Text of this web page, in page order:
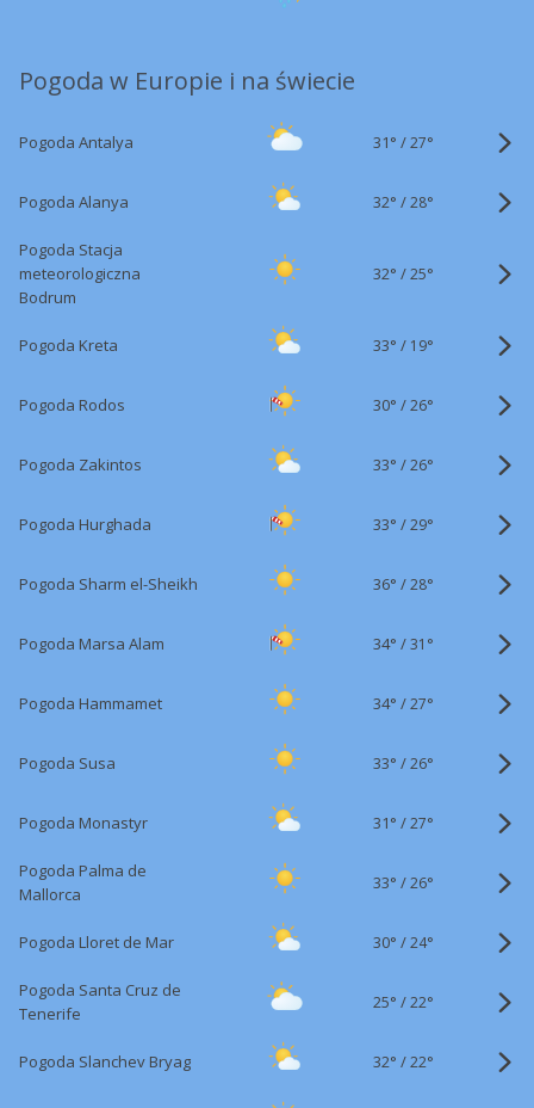
Pogoda w Europie i na świecie
Pogoda Antalya 31° /27°
Pogoda Alanya 32° /28°
Pogoda Stacja
meteorologiczna
Bodrum
32° /25°
Pogoda Kreta 33° / 19°
Pogoda Rodos 30° /26°
Pogoda Zakintos 33° /26°
Pogoda Hurghada 33° /29°
Pogoda Sharm el-Sheikh 36° /28°
Pogoda Marsa Alam 34° /31°
Pogoda Hammamet 34° /27°
Pogoda Susa 33° /26°
Pogoda Monastyr 31° /27°
Pogoda Palma de
Mallorca
33° /26°
Pogoda Lloret de Mar 30° /24°
Pogoda Santa Cruz de
Tenerife
25° /22°
Pogoda Slanchev Bryag 32° /22°